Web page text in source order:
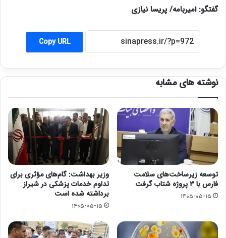
گفتگو: امیربامه/ پریسا نیازی
Copy URL
نوشته های مشابه
توسعه زیرساخت‌های سلامت
فارس با ۳ پروژه شتاب گرفت
۱۴۰۵-۰۵-۱۵
وزیر بهداشت: گام‌های مؤثری برای
تداوم خدمات پزشکی در شیراز
برداشته شده است
۱۴۰۵-۰۵-۱۵